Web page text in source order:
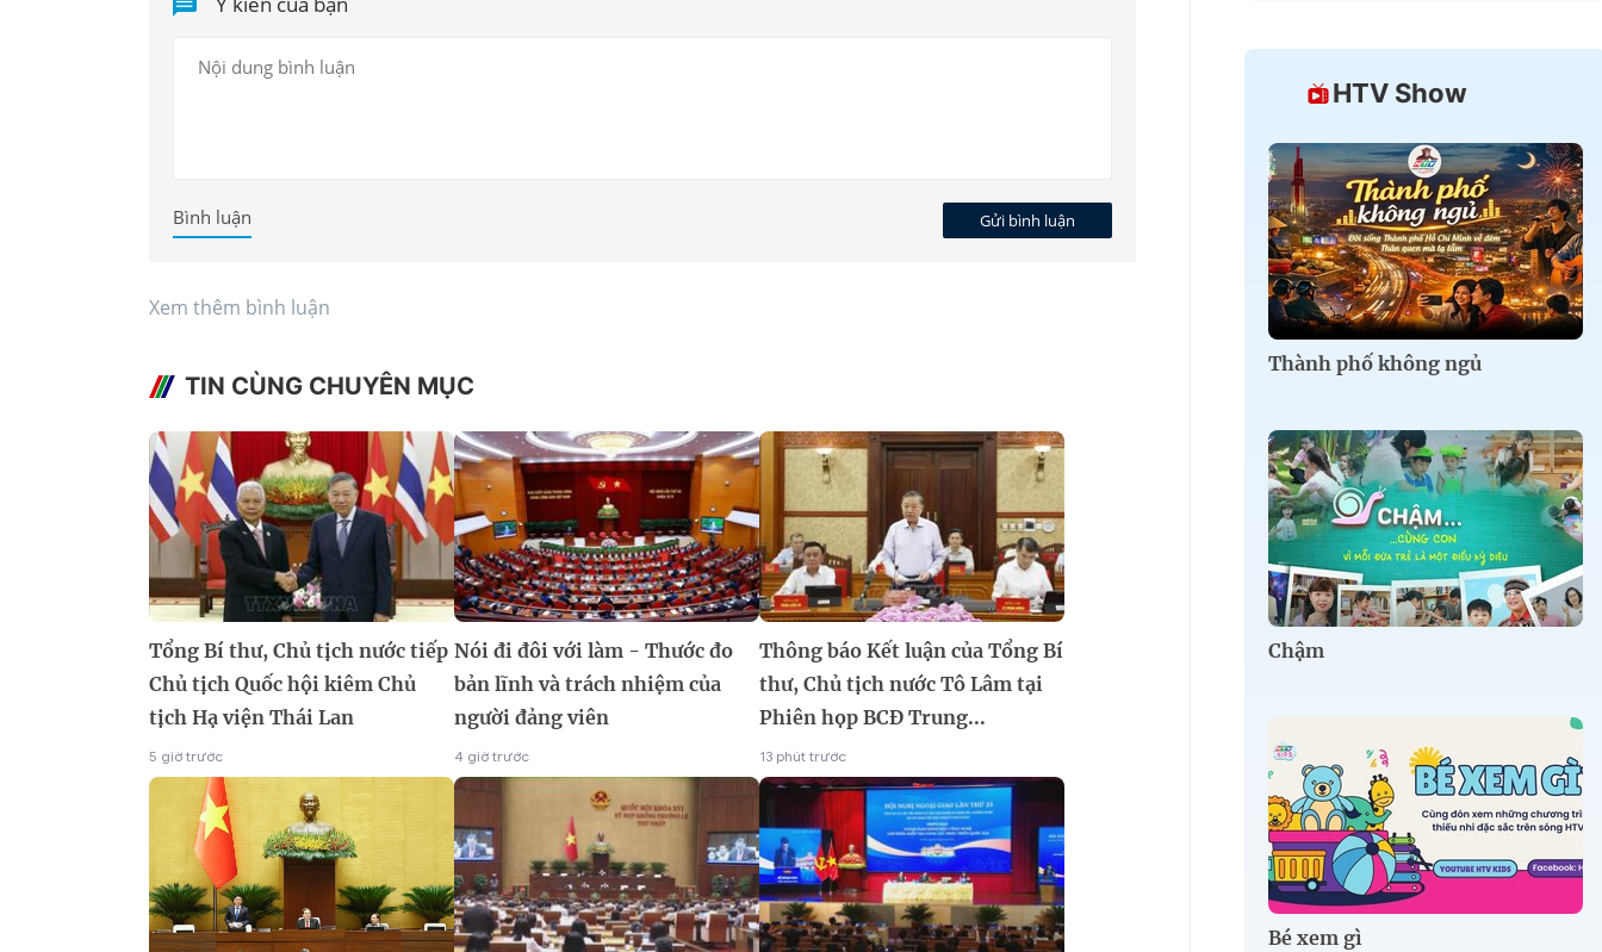
Gửi bình luận
Bình luận
Xem thêm bình luận
TIN CÙNG CHUYÊN MỤC
Tổng Bí thư, Chủ tịch nước tiếp
Chủ tịch Quốc hội kiêm Chủ
tịch Hạ viện Thái Lan
5 giờ trước
Nói đi đôi với làm - Thước đo
bản lĩnh và trách nhiệm của
người đảng viên
4 giờ trước
Thông báo Kết luận của Tổng Bí
thư, Chủ tịch nước Tô Lâm tại
Phiên họp BCĐ Trung...
13 phút trước
HTV Show
Thành phố không ngủ
Chậm
Bé xem gì